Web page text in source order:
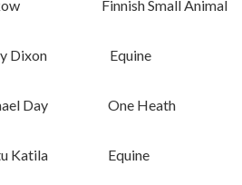
Finnish Small Animal
Dixon Equine
Day One Heath
Katila Equine